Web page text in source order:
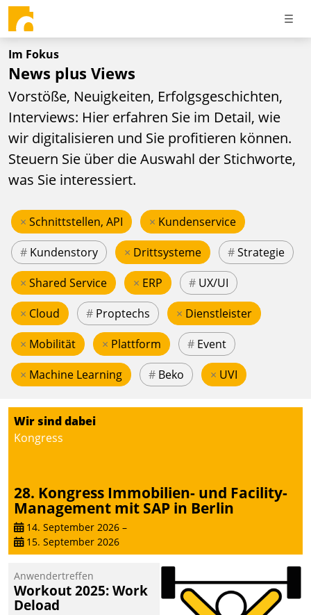
Im Fokus
News plus Views
Vorstöße, Neuigkeiten, Erfolgsgeschichten,
Interviews: Hier erfahren Sie im Detail, wie
wir digitalisieren und Sie profitieren können.
Steuern Sie über die Auswahl der Stichworte,
was Sie interessiert.
× Schnittstellen, API × Kundenservice
# Kundenstory × Drittsysteme #Strategie
× Shared Service × ERP # UX/UI
× Cloud # Proptechs × Dienstleister
× Mobilität × Plattform # Event
× Machine Learning # Beko × UVI
Wir sind dabei
Kongress
28. Kongress Immobilien- und Facility-
Management mit SAP in Berlin
14. September 2026 –
15. September 2026
Anwendertreffen
Workout 2025: Work
Deload